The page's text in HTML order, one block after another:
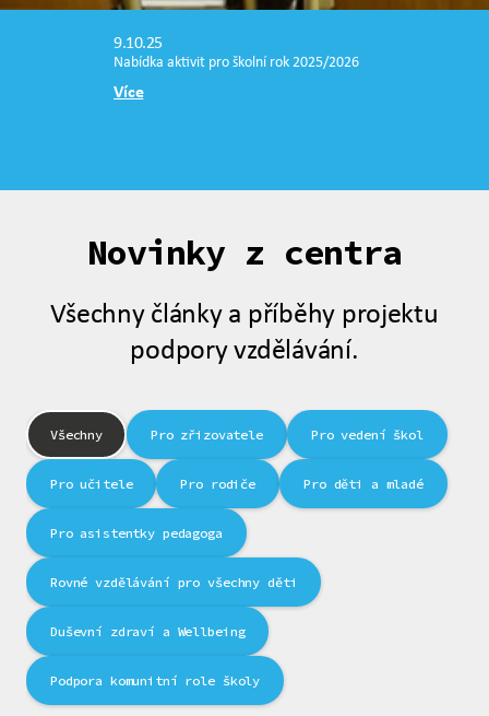
9.10.25
Nabídka aktivit pro školní rok 2025/2026
Více
Novinky z centra
Všechny články a příběhy projektu
podpory vzdělávání.
Všechny Pro zřizovatele Pro vedení škol
Pro učitele Pro rodiče Pro děti a mladé
Pro asistentky pedagoga
Rovné vzdělávání pro všechny děti
Duševní zdraví a Wellbeing
Podpora komunitní role školy